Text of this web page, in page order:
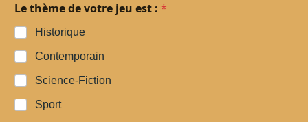
Le thème de votre jeu est : *
Historique
Contemporain
Science-Fiction
Sport